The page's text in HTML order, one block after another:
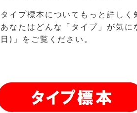
タイプ標本についてもっと詳しく
あなたはどんな「タイプ」が気
日)」
をご覧ください。